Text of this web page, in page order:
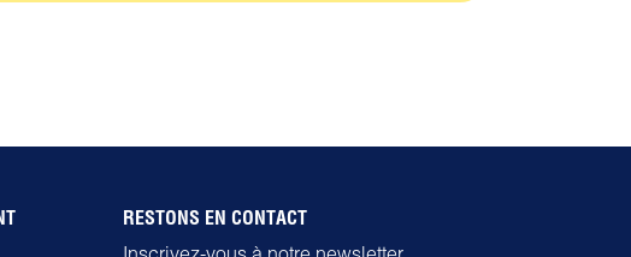
RESTONS EN CONTACT